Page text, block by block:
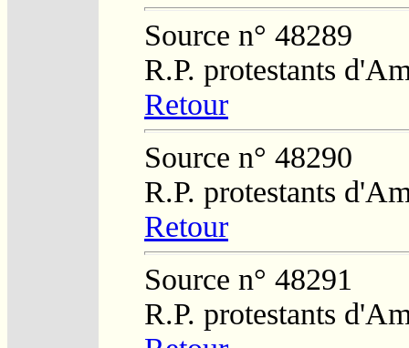
Source n° 48289
R.P. protestants
Retour
Source n° 48290
R.P. protestants
Retour
Source n° 48291
R.P. protestants